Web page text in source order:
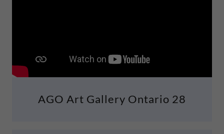
AGO Art Gallery Ontario 28